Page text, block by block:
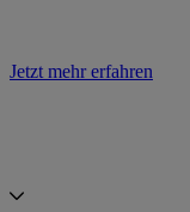
Jetzt mehr erfahren